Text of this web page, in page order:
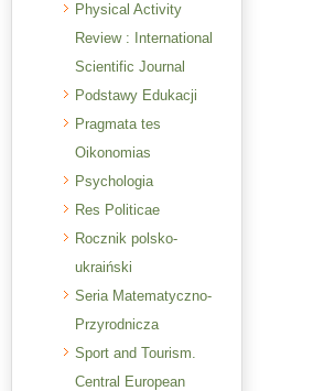
Physical Activity
Review : International
Scientific Journal
Podstawy Edukacji
Pragmata tes
Oikonomias
Psychologia
Res Politicae
Rocznik polsko-
ukraiński
Seria Matematyczno-
Przyrodnicza
Sport and Tourism.
Central European